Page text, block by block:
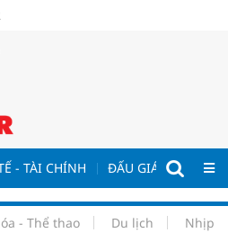
- TÀI CHÍNH ĐẤU GIÁ - ĐẤU
- Thể thao Du lịch Nhịp